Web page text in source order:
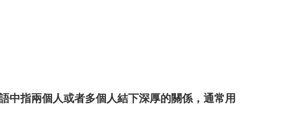
中指兩個人或者多個人結下深厚的關係，通常用